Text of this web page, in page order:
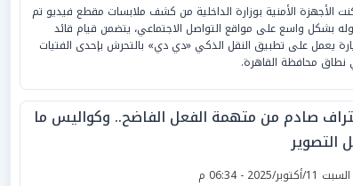
الأجهزة الأمنية بوزارة الداخلية من كشف ملابسات مقطع فيديو تم
بشكل واسع على مواقع التواصل الاجتماعي، يتضمن قيام قائد
يعمل على تطبيق النقل الذكي «دي دي» بالتحرش بإحدى الفتيات
محافظة القاهرة.
صادم من متهمة الفعل الفاضح.. وكواليس ما
التصوير
السبت 11/أكتوبر/2025 - 06:34 م